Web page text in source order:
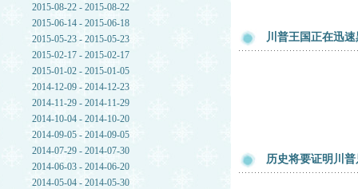
2015-08-22 - 2015-08-22
2015-06-14 - 2015-06-18
2015-05-23 - 2015-05-23
2015-02-17 - 2015-02-17
2015-01-02 - 2015-01-05
2014-12-09 - 2014-12-23
2014-11-29 - 2014-11-29
2014-10-04 - 2014-10-20
2014-09-05 - 2014-09-05
2014-07-29 - 2014-07-30
2014-06-03 - 2014-06-20
2014-05-04 - 2014-05-30
川普王国正在迅
历史将要证明川